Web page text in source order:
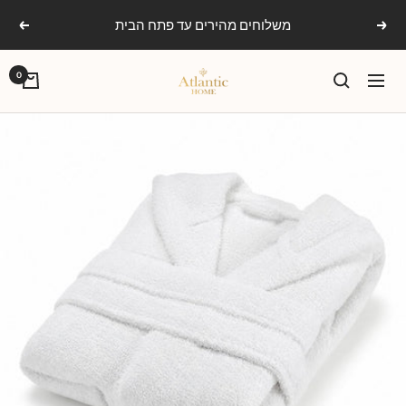
content
הקודם משלוחים מהירים עד פתח הבית הבא
ניווט
אטלנטיק
0